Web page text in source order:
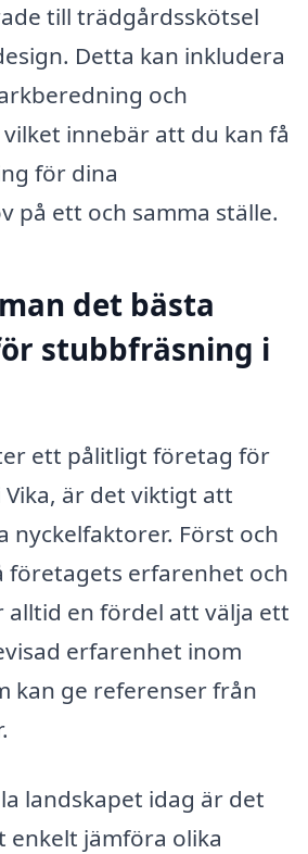
till trädgårdsskötsel
Detta kan inkludera
och
innebär att du kan få
för dina
på ett och samma ställe.
det bästa
stubbfräsning i
ett pålitligt företag för
är det viktigt att
nyckelfaktorer. Först och
företagets erfarenhet och
alltid en fördel att välja ett
erfarenhet inom
kan ge referenser från
landskapet idag är det
enkelt jämföra olika